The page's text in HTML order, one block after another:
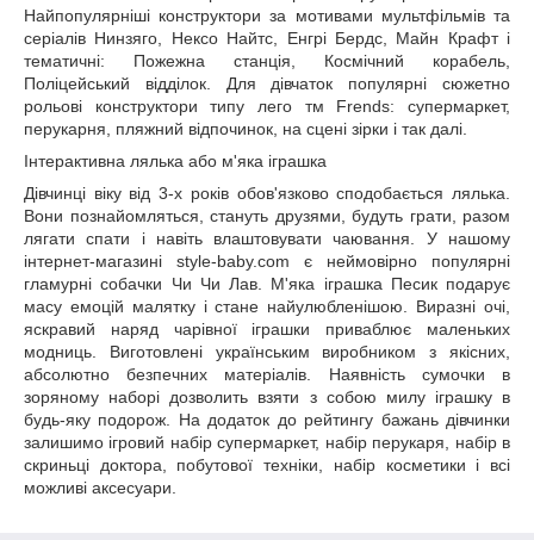
Найпопулярніші конструктори за мотивами мультфільмів та
серіалів Нинзяго, Нексо Найтс, Енгрі Бердс, Майн Крафт і
тематичні: Пожежна станція, Космічний корабель,
Поліцейський відділок. Для дівчаток популярні сюжетно
рольові конструктори типу лего тм Frends: супермаркет,
перукарня, пляжний відпочинок, на сцені зірки і так далі.
Інтерактивна лялька або м'яка іграшка
Дівчинці віку від 3-х років обов'язково сподобається лялька.
Вони познайомляться, стануть друзями, будуть грати, разом
лягати спати і навіть влаштовувати чаювання. У нашому
інтернет-магазині style-baby.com
є неймовірно популярні
гламурні собачки Чи Чи Лав. М'яка іграшка Песик подарує
масу емоцій малятку і стане найулюбленішою. Виразні очі,
яскравий наряд чарівної іграшки приваблює маленьких
модниць. Виготовлені українським виробником з якісних,
абсолютно безпечних матеріалів. Наявність сумочки в
зоряному наборі дозволить взяти з собою милу іграшку в
будь-яку подорож. На додаток до рейтингу бажань дівчинки
залишимо ігровий набір супермаркет, набір перукаря, набір в
скриньці доктора, побутової техніки, набір косметики і всі
можливі аксесуари.